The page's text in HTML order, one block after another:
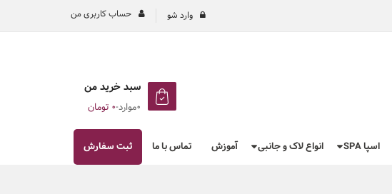
حساب کاربری من وارد شو
سبد خرید من
0موارد -۰ تومان
اسپا SPA انواع لاک و جانبی آموزش تماس با ما ثبت سفارش